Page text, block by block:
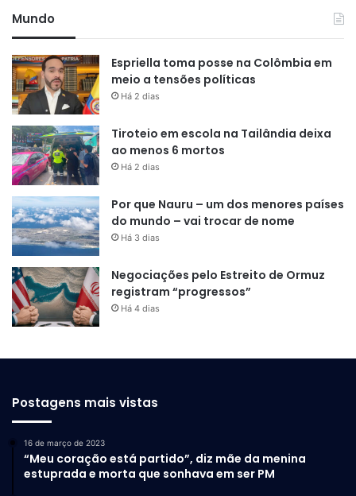
Mundo
Espriella toma posse na Colômbia em
meio a tensões políticas
Há 2 dias
Tiroteio em escola na Tailândia deixa
ao menos 6 mortos
Há 2 dias
Por que Nauru – um dos menores países
do mundo – vai trocar de nome
Há 3 dias
Negociações pelo Estreito de Ormuz
registram “progressos”
Há 4 dias
Postagens mais vistas
16 de março de 2023
“Meu coração está partido”, diz mãe da menina
estuprada e morta que sonhava em ser PM